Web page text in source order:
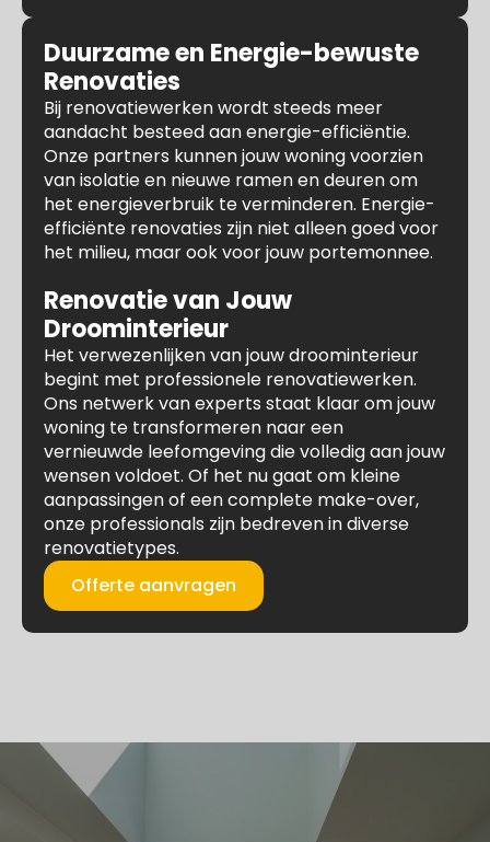
Duurzame en Energie-bewuste
Renovaties
Bij renovatiewerken wordt steeds meer
aandacht besteed aan energie-efficiëntie.
Onze partners kunnen jouw woning voorzien
van isolatie en nieuwe ramen en deuren om
het energieverbruik te verminderen. Energie-
efficiënte renovaties zijn niet alleen goed voor
het milieu, maar ook voor jouw portemonnee.
Renovatie van Jouw
Droominterieur
Het verwezenlijken van jouw droominterieur
begint met professionele renovatiewerken.
Ons netwerk van experts staat klaar om jouw
woning te transformeren naar een
vernieuwde leefomgeving die volledig aan jouw
wensen voldoet. Of het nu gaat om kleine
aanpassingen of een complete make-over,
onze professionals zijn bedreven in diverse
renovatietypes.
Offerte aanvragen